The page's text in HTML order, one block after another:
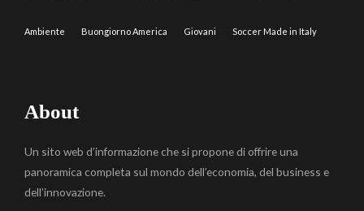
Ambiente Buongiorno America Giovani Soccer Made in Italy
About
Un sito web d’informazione che si propone di offrire una
panoramica completa sul mondo dell’economia, del business e
dell’innovazione.